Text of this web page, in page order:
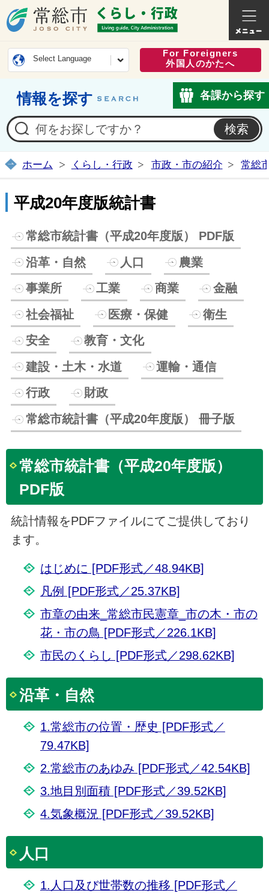
常総市公式ホームページ
くらし
Select Language
For Foreigners
外国人のかたへ
情報を探す 各課から探す
ホーム くらし・行政 市政・市の紹介 常総
平成20年度版統計書
常総市統計書（平成20年度版） PDF版
沿革・自然
人口
農業
事業所
工業 商業
金融
社会福祉
医療・保健
衛生
安全
教育・文化
建設・土木・水道
運輸・通信
行政
財政
常総市統計書（平成20年度版） 冊子版
常総市統計書（平成20年度版）
PDF版
統計情報をPDFファイルにてご提供しており
ます。
はじめに [PDF形式／48.94KB]
凡例 [PDF形式／25.37KB]
市章の由来_常総市民憲章_市の木・市の
花・市の鳥 [PDF形式／226.1KB]
市民のくらし [PDF形式／298.62KB]
沿革・自然
1.常総市の位置・歴史 [PDF形式／
79.47KB]
2.常総市のあゆみ [PDF形式／42.54KB]
3.地目別面積 [PDF形式／39.52KB]
4.気象概況 [PDF形式／39.52KB]
人口
1.人口及び世帯数の推移 [PDF形式／